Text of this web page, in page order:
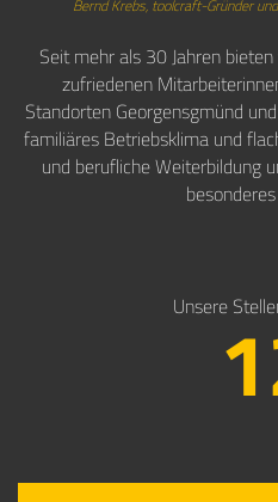
Bernd Krebs, toolcraft-Gründer
Seit mehr als 30 Jahren
zufriedenen
Standorten Georgensgmünd
familiäres Betriebsklima und
und berufliche Weiterbildung
Unsere